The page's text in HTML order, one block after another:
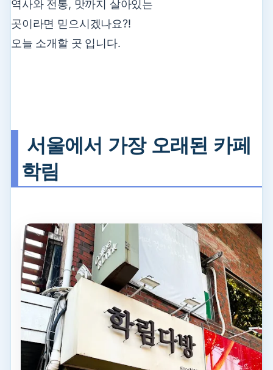
역사와 전통, 맛까지 살아있는
곳이라면 믿으시겠나요?!
오늘 소개할 곳 입니다.
서울에서 가장 오래된 카페
학림